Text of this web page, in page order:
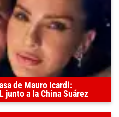
de Mauro Icardi:
junto a la China Suárez